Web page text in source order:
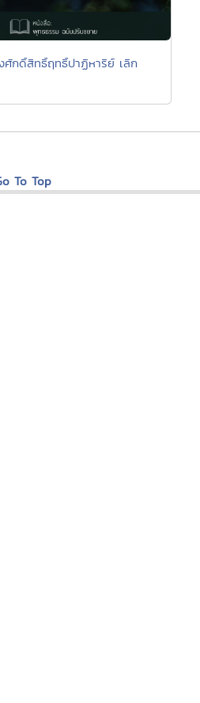
ศักดิ์สิทธิ์ฤทธิ์ปาฏิหาริย์ เลิก
To Top